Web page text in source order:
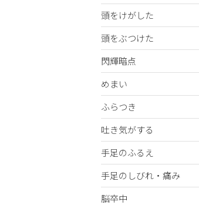
頭をけがした
頭をぶつけた
閃輝暗点
めまい
ふらつき
吐き気がする
手足のふるえ
手足のしびれ・痛み
脳卒中